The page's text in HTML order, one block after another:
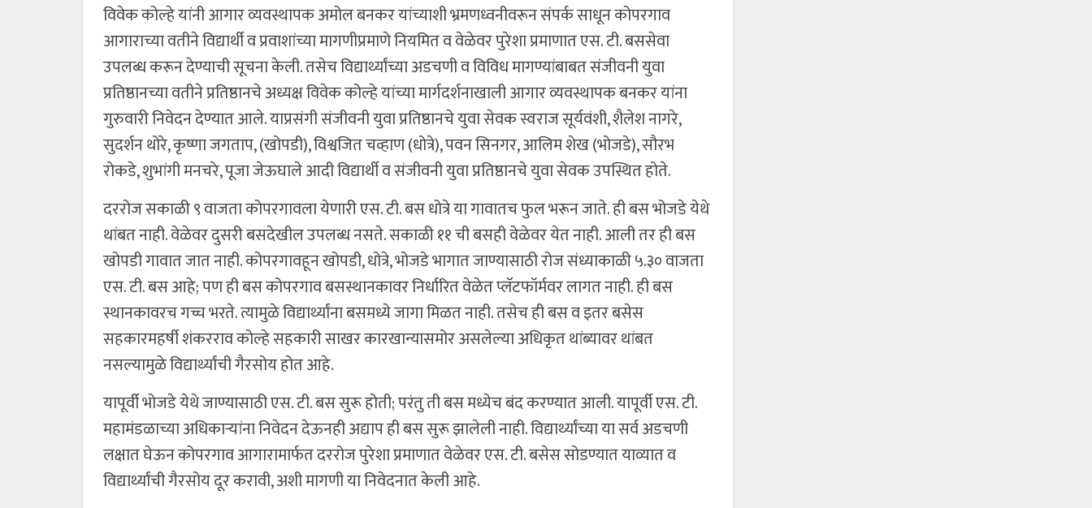
विवेक कोल्हे यांनी आगार व्यवस्थापक अमोल बनकर यांच्याशी भ्रमणध्वनीवरून संपर्क साधून कोपरगाव
आगाराच्या वतीने विद्यार्थी व प्रवाशांच्या मागणीप्रमाणे नियमित व वेळेवर पुरेशा प्रमाणात एस. टी. बससेवा
उपलब्ध करून देण्याची सूचना केली. तसेच विद्यार्थ्यांच्या अडचणी व विविध मागण्यांबाबत संजीवनी युवा
प्रतिष्ठानच्या वतीने प्रतिष्ठानचे अध्यक्ष विवेक कोल्हे यांच्या मार्गदर्शनाखाली आगार व्यवस्थापक बनकर यांना
गुरुवारी निवेदन देण्यात आले. याप्रसंगी संजीवनी युवा प्रतिष्ठानचे युवा सेवक स्वराज सूर्यवंशी, शैलेश नागरे,
सुदर्शन थोरे, कृष्णा जगताप, (खोपडी), विश्वजित चव्हाण (धोत्रे), पवन सिनगर, आलिम शेख (भोजडे), सौरभ
रोकडे, शुभांगी मनचरे, पूजा जेऊघाले आदी विद्यार्थी व संजीवनी युवा प्रतिष्ठानचे युवा सेवक उपस्थित होते.
दररोज सकाळी ९ वाजता कोपरगावला येणारी एस. टी. बस धोत्रे या गावातच फुल भरून जाते. ही बस भोजडे येथे
थांबत नाही. वेळेवर दुसरी बसदेखील उपलब्ध नसते. सकाळी ११ ची बसही वेळेवर येत नाही. आली तर ही बस
खोपडी गावात जात नाही. कोपरगावहून खोपडी, धोत्रे, भोजडे भागात जाण्यासाठी रोज संध्याकाळी ५.३० वाजता
एस. टी. बस आहे; पण ही बस कोपरगाव बसस्थानकावर निर्धारित वेळेत प्लॅटफॉर्मवर लागत नाही. ही बस
स्थानकावरच गच्च भरते. त्यामुळे विद्यार्थ्यांना बसमध्ये जागा मिळत नाही. तसेच ही बस व इतर बसेस
सहकारमहर्षी शंकरराव कोल्हे सहकारी साखर कारखान्यासमोर असलेल्या अधिकृत थांब्यावर थांबत
नसल्यामुळे विद्यार्थ्यांची गैरसोय होत आहे.
यापूर्वी भोजडे येथे जाण्यासाठी एस. टी. बस सुरू होती; परंतु ती बस मध्येच बंद करण्यात आली. यापूर्वी एस. टी.
महामंडळाच्या अधिकाऱ्यांना निवेदन देऊनही अद्याप ही बस सुरू झालेली नाही. विद्यार्थ्यांच्या या सर्व अडचणी
लक्षात घेऊन कोपरगाव आगारामार्फत दररोज पुरेशा प्रमाणात वेळेवर एस. टी. बसेस सोडण्यात याव्यात व
विद्यार्थ्यांची गैरसोय दूर करावी, अशी मागणी या निवेदनात केली आहे.